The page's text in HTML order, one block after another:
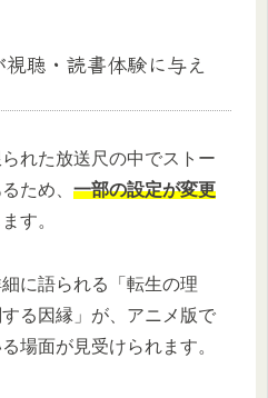
聴・読書体験に与え
れた放送尺の中でストー
ため、 一部の設定が変更
す。
に語られる「転生の理
る因縁」が、アニメ版で
場面が見受けられます。